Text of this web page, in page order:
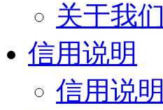
关于我们
信用说明
信用说明